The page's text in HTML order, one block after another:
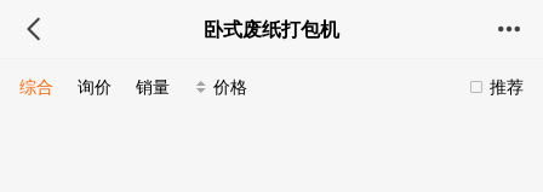
卧式废纸打包机
推荐
综合 询价 销量 价格